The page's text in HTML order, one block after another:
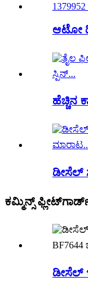
ಆಟೋ
ಹೆಚ್ಚಿನ
ಡೀಸೆಲ್
ಕಮ್ಮಿನ್ಸ್
ಡೀಸೆಲ್